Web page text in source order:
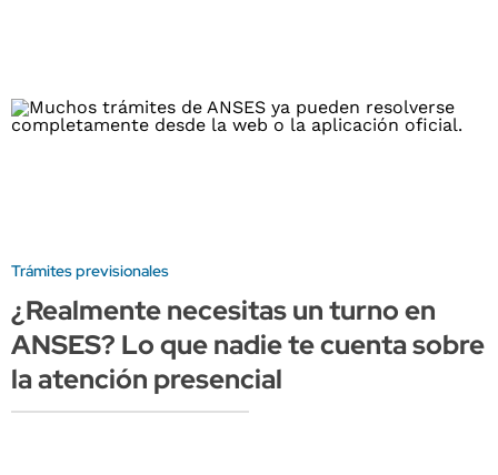
Trámites previsionales
¿Realmente necesitas un turno en
ANSES? Lo que nadie te cuenta sobre
la atención presencial